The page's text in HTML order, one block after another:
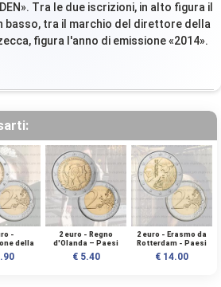
Tra le due iscrizioni, in alto figura il
basso, tra il marchio del direttore della
figura l'anno di emissione «2014».
-
della
Paesi
- UNC
2 euro - Regno
d'Olanda – Paesi
Bassi – 2013 - UNC
€ 5.40
2 euro - Erasmo da
Rotterdam - Paesi
Bassi - 2011 - UNC
€ 14.00